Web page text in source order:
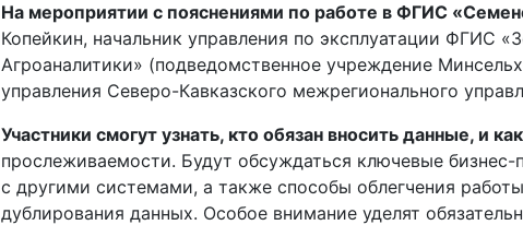
На мероприятии с пояснениями по работе в ФГИС
Копейкин, начальник управления по эксплуатации ФГИС
Агроаналитики» (подведомственное учреждение
управления Северо-Кавказского межрегионального
Участники смогут узнать, кто обязан вносить данные, и
прослеживаемости. Будут обсуждаться ключевые бизнес-
с другими системами, а также способы облегчения
дублирования данных. Особое внимание уделят